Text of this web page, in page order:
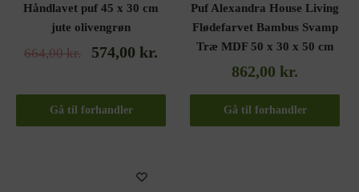
Håndlavet puf 45 x 30 cm
jute olivengrøn
664,00kr. 574,00kr.
Gå til forhandler
Puf Alexandra House Living
Flødefarvet Bambus Svamp
Træ MDF 50 x 30 x 50 cm
862,00 kr.
Gå til forhandler